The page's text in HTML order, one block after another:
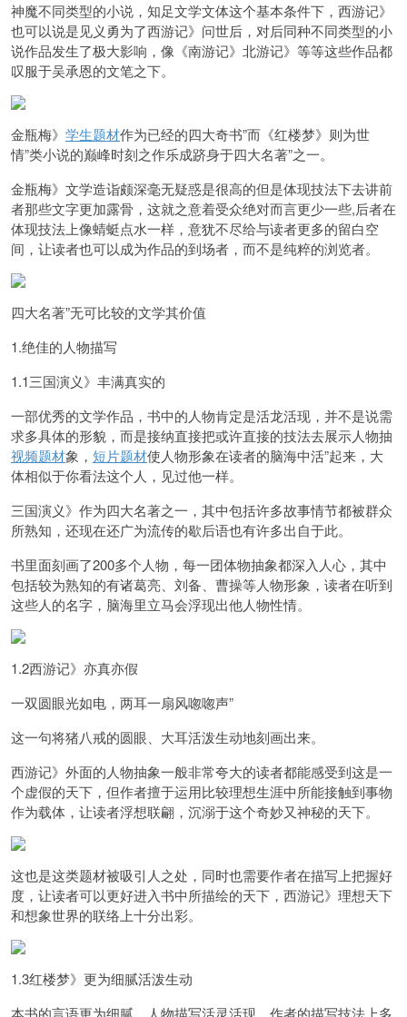
神魔不同类型的小说，知足文学文体这个基本条件下，西游记》
也可以说是见义勇为了西游记》问世后，对后同种不同类型的小
说作品发生了极大影响， 像《南游记》北游记》等等这些作品都
叹服于吴承恩的文笔之下。
金瓶梅》 学生题材作为已经的四大奇书”而《红楼梦》则为世
情”类小说的巅峰时刻之作乐成跻身于四大名著”之一。
金瓶梅》文学造诣颇深毫无疑惑是很高的但是体现技法下去讲前
者那些文字更加露骨，这就之意着受众绝对而言更少一些,后者在
体现技法上像蜻蜓点水一样，意犹不尽给与读者更多的留白空
间，让读者也可以成为作品的到场者，而不是纯粹的浏览者。
四大名著”无可比较的文学其价值
1.绝佳的人物描写
1.1三国演义》丰满真实的
一部优秀的文学作品，书中的人物肯定是活龙活现，并不是说需
求多具体的形貌， 而是接纳直接把或许直接的技法去展示人物抽
视频题材象， 短片题材使人物形象在读者的脑海中活”起来， 大
体相似于你看法这个人，见过他一样。
三国演义》作为四大名著之一，其中包括许多故事情节都被群众
所熟知，还现在还广为流传的歇后语也有许多出自于此。
书里面刻画了200多个人物，每一团体物抽象都深入人心， 其中
包括较为熟知的有诸葛亮、刘备、曹操等人物形象，读者在听到
这些人的名字，脑海里立马会浮现出他人物性情。
1.2西游记》亦真亦假
一双圆眼光如电，两耳一扇风唿唿声”
这一句将猪八戒的圆眼、大耳活泼生动地刻画出来。
西游记》外面的人物抽象一般非常夸大的读者都能感受到这是一
个虚假的天下， 但作者擅于运用比较理想生涯中所能接触到事物
作为载体，让读者浮想联翩，沉溺于这个奇妙又神秘的天下。
这也是这类题材被吸引人之处，同时也需要作者在描写上把握好
度，让读者可以更好进入书中所描绘的天下，西游记》理想天下
和想象世界的联络上十分出彩。
1.3红楼梦》更为细腻活泼生动
本书的言语更为细腻，人物描写活灵活现， 作者的描写技法上多